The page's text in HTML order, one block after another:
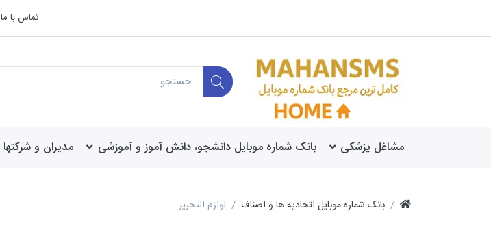
تماس با ما
مشاغل پزشکی بانک شماره موبایل دانشجو، دانش آموز و آموزشی مدیران و شرکتها
بانک شماره موبایل اتحادیه ها و اصناف لوازم التحریر